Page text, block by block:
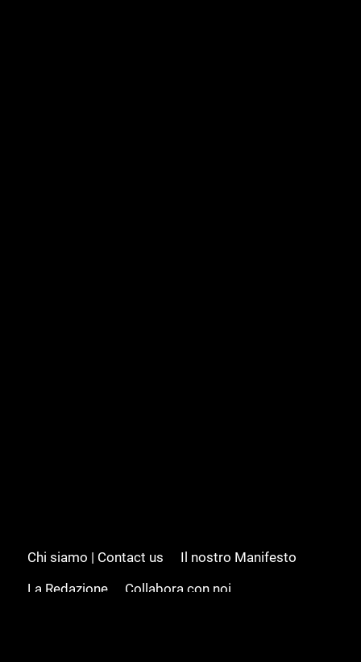
Chi siamo | Contact us
Il nostro Manifesto
La Redazione
Collabora con noi